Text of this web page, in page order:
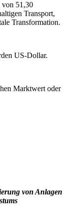
von 51,30
Transport,
Transformation.
US-Dollar.
Marktwert oder
von Anlagen